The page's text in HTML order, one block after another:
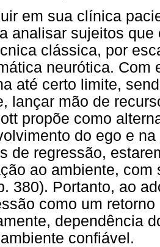
em sua clínica
analisar sujeitos
clássica, por
neurótica. Com
até certo limite,
lançar mão de
propõe como
do ego e
de regressão,
ao ambiente,
380). Portanto, ao
como um
dependência
confiável.